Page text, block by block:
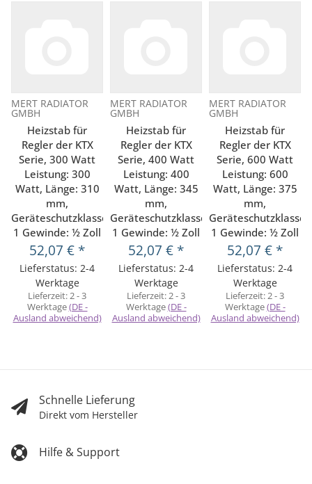
MERT RADIATOR
GMBH
Heizstab für
Regler der KTX
Serie, 300 Watt
Leistung: 300
Watt, Länge: 310
mm,
Geräteschutzklasse
1 Gewinde: ½ Zoll
52,07 € *
Lieferstatus: 2-4
Werktage
Lieferzeit:2 - 3
Werktage(DE -
Ausland abweichend)
MERT RADIATOR
GMBH
Heizstab für
Regler der KTX
Serie, 400 Watt
Leistung: 400
Watt, Länge: 345
mm,
Geräteschutzklasse
1 Gewinde: ½ Zoll
52,07 € *
Lieferstatus: 2-4
Werktage
Lieferzeit:2 - 3
Werktage(DE -
Ausland abweichend)
MERT RADIATOR
GMBH
Heizstab für
Regler der KTX
Serie, 600 Watt
Leistung: 600
Watt, Länge: 375
mm,
Geräteschutzklasse
1 Gewinde: ½ Zoll
52,07 € *
Lieferstatus: 2-4
Werktage
Lieferzeit:2 - 3
Werktage(DE -
Ausland abweichend)
Schnelle Lieferung
Direkt vom Hersteller
Hilfe & Support